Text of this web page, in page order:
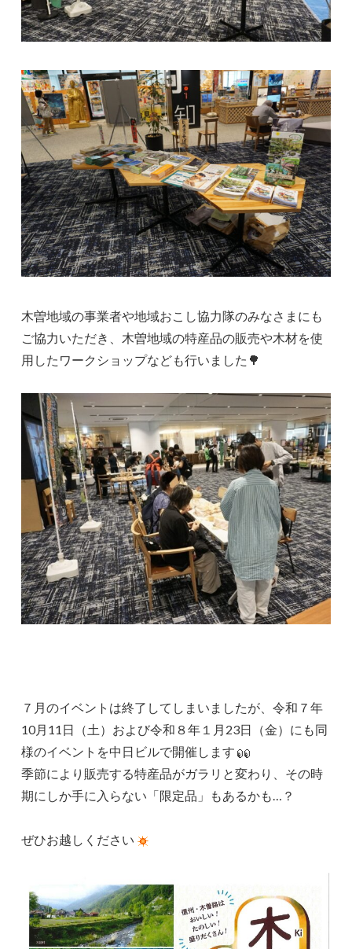
木曽地域の事業者や地域おこし協力隊のみなさまにも
ご協力いただき、木曽地域の特産品の販売や木材を使
用したワークショップなども行いました🌳
７月のイベントは終了してしまいましたが、令和７年
10月11日（土）および令和８年１月23日（金）にも同
様のイベントを中日ビルで開催します
季節により販売する特産品がガラリと変わり、その時
期にしか手に入らない「限定品」もあるかも…？
ぜひお越しください